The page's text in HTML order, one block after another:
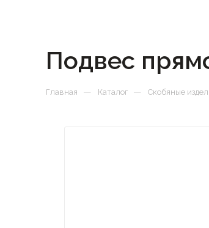
Подвес
Главная — Каталог — Скобяные